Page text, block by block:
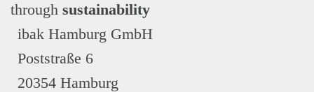
through sustainability
ibak Hamburg GmbH
Poststraße 6
20354 Hamburg